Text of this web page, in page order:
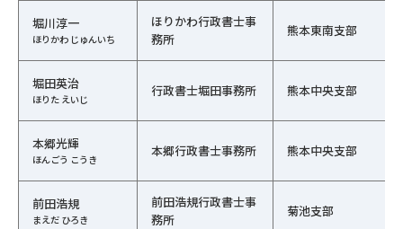
行政書士会員の一覧（氏名、事務所の名称、行政書士会
堀川淳一
ほりかわ じゅんいち
ほりかわ行政書士事
務所
熊本東南支部
堀田英治
ほりた えいじ
行政書士堀田事務所 熊本中央支部
本郷光輝
ほんごう こうき
本郷行政書士事務所 熊本中央支部
前田浩規
まえだ ひろき
前田浩規行政書士事
務所
菊池支部